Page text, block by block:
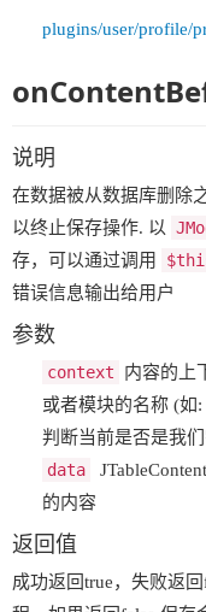
plugins/user/profile/
说明
在数据被从数据库删除
以终止保存操作. 以
存，可以通过调用
错误信息输出给用户
参数
context
内容的上
或者模块的名称 (如
判断当前是否是我
data
的内容
返回值
成功返回true，失败返